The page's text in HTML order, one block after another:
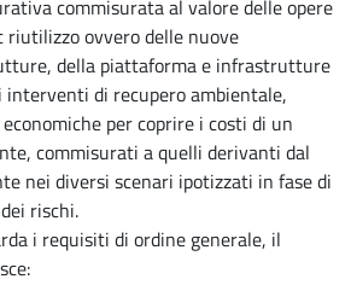
commisurata al valore delle opere
riutilizzo ovvero delle nuove
della piattaforma e infrastrutture
interventi di recupero ambientale,
per coprire i costi di un
commisurati a quelli derivanti dal
nei diversi scenari ipotizzati in fase di
rischi.
i requisiti di ordine generale, il